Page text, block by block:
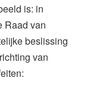
is: in
Raad van
beslissing
van